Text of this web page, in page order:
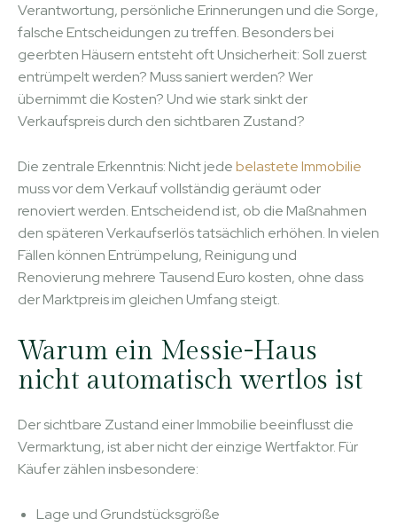
Verantwortung, persönliche Erinnerungen und die Sorge,
falsche Entscheidungen zu treffen. Besonders bei
geerbten Häusern entsteht oft Unsicherheit: Soll zuerst
entrümpelt werden? Muss saniert werden? Wer
übernimmt die Kosten? Und wie stark sinkt der
Verkaufspreis durch den sichtbaren Zustand?
Die zentrale Erkenntnis: Nicht jedebelastete Immobilie
muss vor dem Verkauf vollständig geräumt oder
renoviert werden. Entscheidend ist, ob die Maßnahmen
den späteren Verkaufserlös tatsächlich erhöhen. In vielen
Fällen können Entrümpelung, Reinigung und
Renovierung mehrere Tausend Euro kosten, ohne dass
der Marktpreis im gleichen Umfang steigt.
Warum ein Messie-Haus
nicht automatisch wertlos ist
Der sichtbare Zustand einer Immobilie beeinflusst die
Vermarktung, ist aber nicht der einzige Wertfaktor. Für
Käufer zählen insbesondere:
Lage und Grundstücksgröße